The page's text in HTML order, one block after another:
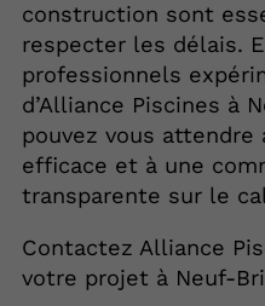
construction sont
respecter les délais.
professionnels
d’Alliance Piscines à
pouvez vous
efficace et à une
transparente sur le
Contactez Alliance
votre projet à Neuf-